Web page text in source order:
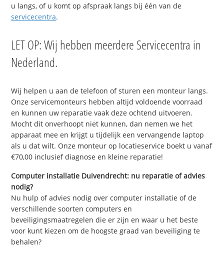
u langs, of u komt op afspraak langs bij één van de
servicecentra.
LET OP: Wij hebben meerdere Servicecentra in
Nederland.
Wij helpen u aan de telefoon of sturen een monteur langs.
Onze servicemonteurs hebben altijd voldoende voorraad
en kunnen uw reparatie vaak deze ochtend uitvoeren.
Mocht dit onverhoopt niet kunnen, dan nemen we het
apparaat mee en krijgt u tijdelijk een vervangende laptop
als u dat wilt. Onze monteur op locatieservice boekt u vanaf
€70,00 inclusief diagnose en kleine reparatie!
Computer installatie Duivendrecht: nu reparatie of advies
nodig?
Nu hulp of advies nodig over computer installatie of de
verschillende soorten computers en
beveiligingsmaatregelen die er zijn en waar u het beste
voor kunt kiezen om de hoogste graad van beveiliging te
behalen?